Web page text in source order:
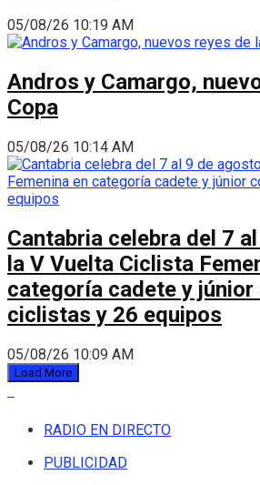
05/08/26 10:19 AM
Andros y Camargo,
Copa
05/08/26 10:14 AM
Cantabria celebra del 7
la V Vuelta Ciclista
categoría cadete y júnior
ciclistas y 26 equipos
05/08/26 10:09 AM
Load More
RADIO EN DIRECTO
PUBLICIDAD